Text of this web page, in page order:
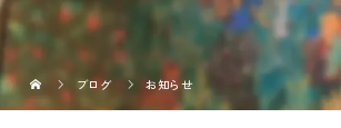
ブログ お知らせ